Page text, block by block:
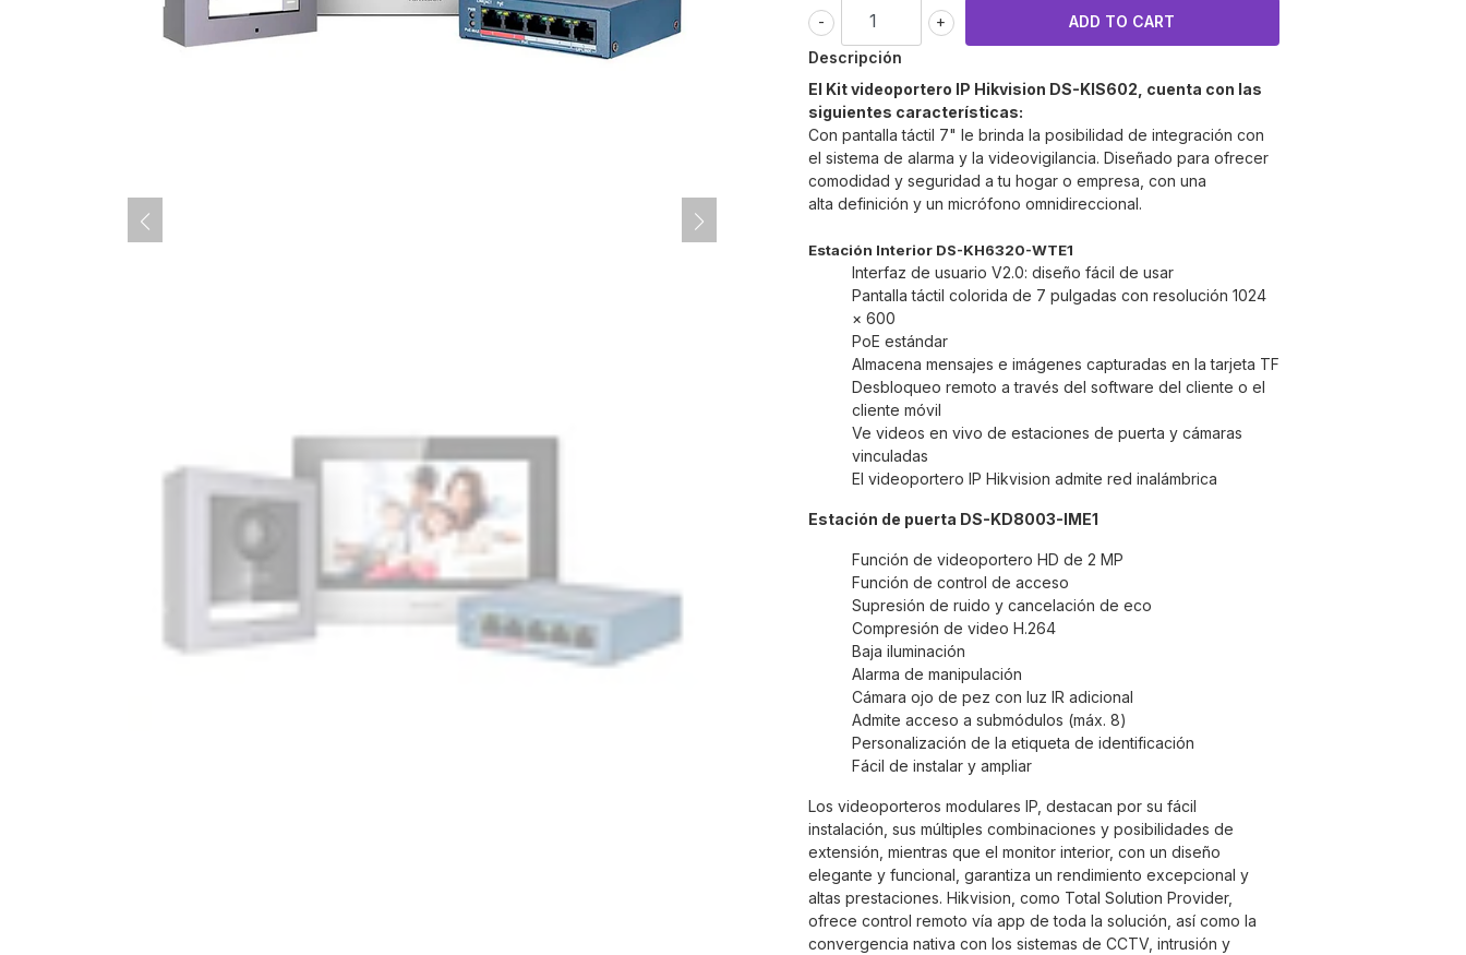
+
-
Descripción
El Kit videoportero IP Hikvision DS-KIS602 , cuenta con las
siguientes características:
Con pantalla táctil 7" le brinda la posibilidad de integración con
el sistema de alarma y la videovigilancia. Diseñado para ofrecer
comodidad y seguridad a tu hogar o empresa, con una
alta definición y un micrófono omnidireccional.
Estación Interior DS-KH6320-WTE1
Interfaz de usuario V2.0: diseño fácil de usar
Pantalla táctil colorida de 7 pulgadas con resolución 1024
× 600
PoE estándar
Almacena mensajes e imágenes capturadas en la tarjeta TF
Desbloqueo remoto a través del software del cliente o el
cliente móvil
Ve videos en vivo de estaciones de puerta y cámaras
vinculadas
El videoportero IP Hikvision admite red inalámbrica
Estación de puerta DS-KD8003-IME1
Función de videoportero HD de 2 MP
Función de control de acceso
Supresión de ruido y cancelación de eco
Compresión de video H.264
Baja iluminación
Alarma de manipulación
Cámara ojo de pez con luz IR adicional
Admite acceso a submódulos (máx. 8)
Personalización de la etiqueta de identificación
Fácil de instalar y ampliar
Los videoporteros modulares IP, destacan por su fácil
instalación, sus múltiples combinaciones y posibilidades de
extensión, mientras que el monitor interior, con un diseño
elegante y funcional, garantiza un rendimiento excepcional y
altas prestaciones. Hikvision, como Total Solution Provider,
ofrece control remoto vía app de toda la solución, así como la
convergencia nativa con los sistemas de CCTV, intrusión y